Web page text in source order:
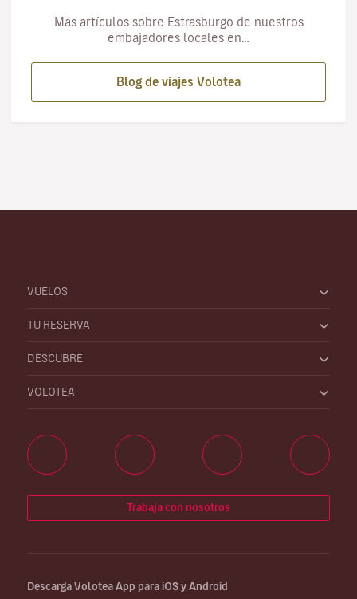
Más artículos sobre Estrasburgo de nuestros
embajadores locales en…
Blog de viajes Volotea
VUELOS
TU RESERVA
DESCUBRE
VOLOTEA
Trabaja con nosotros
Descarga Volotea App para iOS y Android